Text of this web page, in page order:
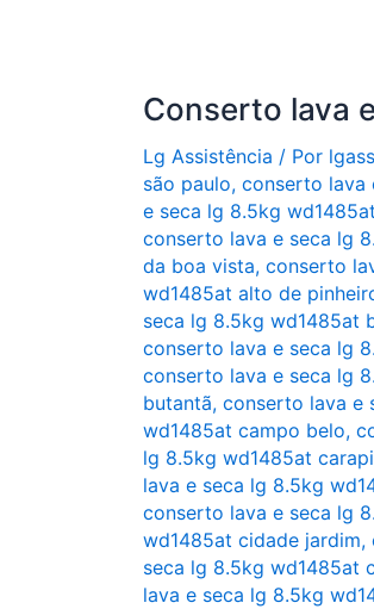
Conserto lava
Lg Assistência / Por
são paulo, conserto lava
e seca lg 8.5kg
conserto lava e seca lg
da boa vista, conserto
wd1485at alto de
seca lg 8.5kg wd1485at
conserto lava e seca lg
conserto lava e seca lg
butantã, conserto lava e
wd1485at campo belo,
lg 8.5kg wd1485at
lava e seca lg 8.5kg
conserto lava e seca lg
wd1485at cidade jardim,
seca lg 8.5kg wd1485at
lava e seca lg 8.5kg